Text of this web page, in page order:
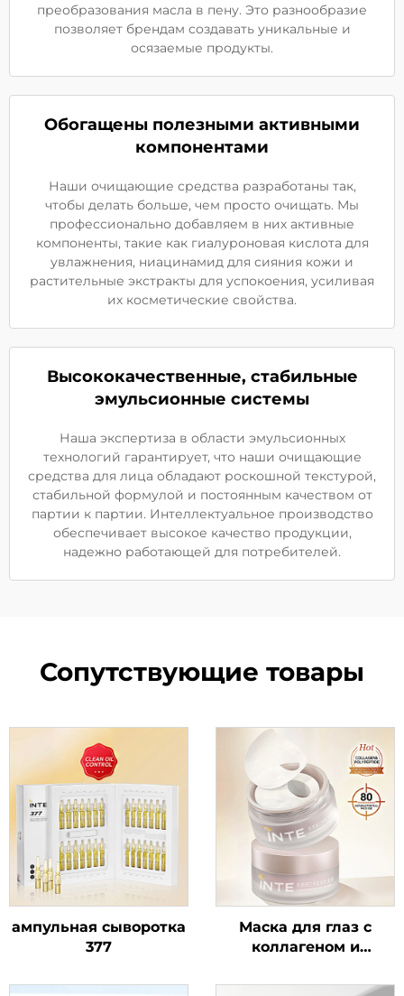
преобразования масла в пену. Это разнообразие
позволяет брендам создавать уникальные и
осязаемые продукты.
Обогащены полезными активными
компонентами
Наши очищающие средства разработаны так,
чтобы делать больше, чем просто очищать. Мы
профессионально добавляем в них активные
компоненты, такие как гиалуроновая кислота для
увлажнения, ниацинамид для сияния кожи и
растительные экстракты для успокоения, усиливая
их косметические свойства.
Высококачественные, стабильные
эмульсионные системы
Наша экспертиза в области эмульсионных
технологий гарантирует, что наши очищающие
средства для лица обладают роскошной текстурой,
стабильной формулой и постоянным качеством от
партии к партии. Интеллектуальное производство
обеспечивает высокое качество продукции,
надежно работающей для потребителей.
Сопутствующие товары
ампульная сыворотка
377
Маска для глаз с
коллагеном и
сывороткой